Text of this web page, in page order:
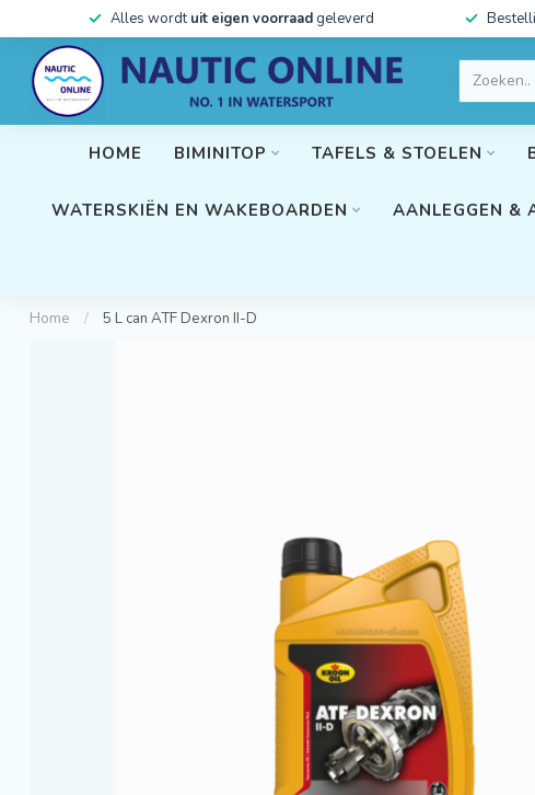
Alles wordtuit eigen voorraad geleverd
HOME BIMINITOP TAFELS & STOELEN
WATERSKIËN EN WAKEBOARDEN AANLEGGEN &
Home / 5 L can ATF Dexron II-D